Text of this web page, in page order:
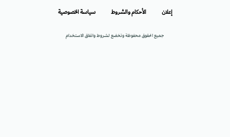
جميع الحقوق محفوظة وتخضع لشروط واتفاق الاستخدام
إعلان الأحكام والشروط سياسة الخصوصية